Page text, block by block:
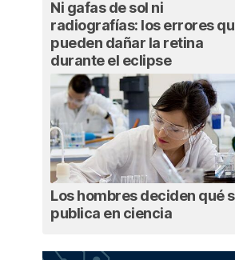
Ni gafas de sol ni
radiografías: los errores
pueden dañar la retina
durante el eclipse
Los hombres deciden qué
publica en ciencia